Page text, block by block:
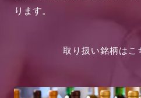
ります。
取り扱い銘柄はこ